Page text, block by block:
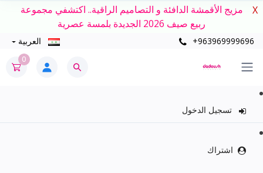
مزيج الأقمشة الدافئة و التصاميم الراقية.. اكتشفي مجموعة
ربيع صيف 2026 الجديدة بلمسة عصرية
X
+963969999696 العربية
0
تسجيل الدخول
اشتراك